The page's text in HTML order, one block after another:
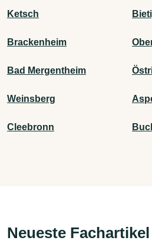
Ketsch
Brackenheim
Bad Mergentheim
Weinsberg
Cleebronn
Neueste Fachartikel